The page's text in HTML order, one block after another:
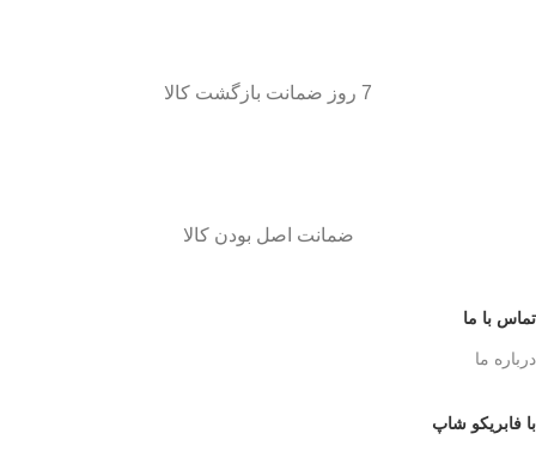
7 روز ضمانت بازگشت کالا
ضمانت اصل بودن کالا
تماس با ما
درباره ما
با فابریکو شاپ